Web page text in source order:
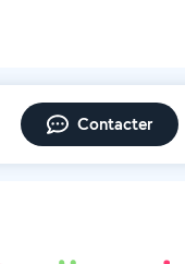
Contacter